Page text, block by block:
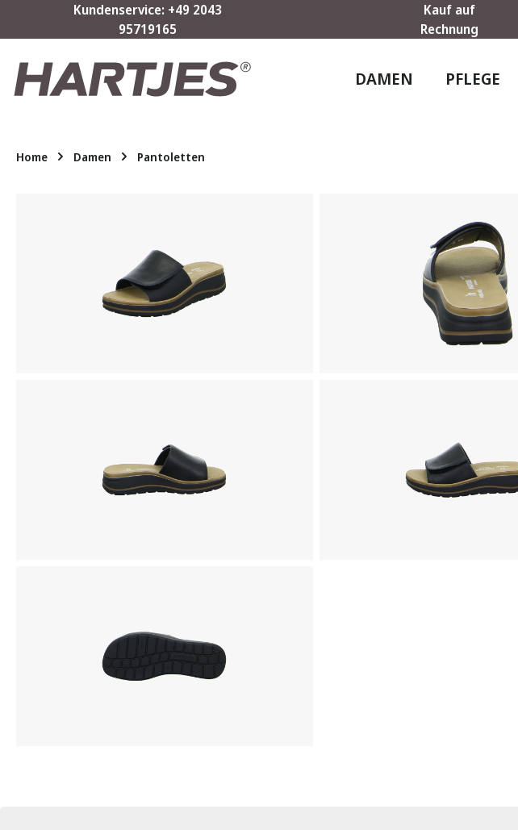
Hauptinhalt springen
Zur Suche springen
Zur Hauptnavigation springen
Kundenservice: +49 2043
95719165
Kauf auf
Rechnung
DAMEN PFLEGE
Home Damen Pantoletten